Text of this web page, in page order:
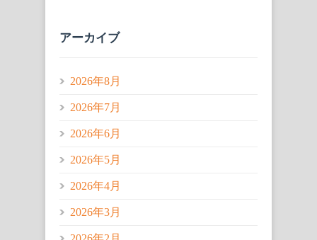
アーカイブ
2026年8月
2026年7月
2026年6月
2026年5月
2026年4月
2026年3月